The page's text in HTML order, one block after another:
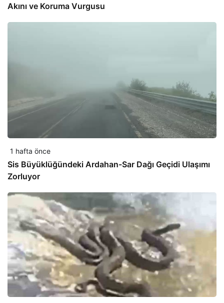
Akını ve Koruma Vurgusu
1 hafta önce
Sis Büyüklüğündeki Ardahan-Sar Dağı Geçidi Ulaşımı
Zorluyor